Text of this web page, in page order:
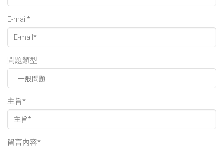
E-mail*
問題類型
一般問題
主旨*
留言內容*